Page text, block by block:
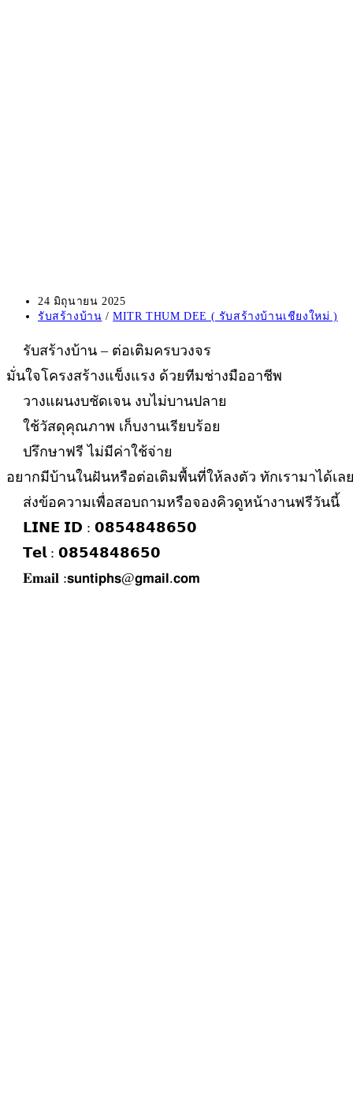
Post
published:
24 มิถุนายน 2025
Post
รับสร้างบ้าน / MITR THUM DEE ( รับสร้างบ้านเชียงใหม่ )
รับสร้างบ้าน – ต่อเติมครบวงจร
มั่นใจโครงสร้างแข็งแรง ด้วยทีมช่างมืออาชีพ
วางแผนงบชัดเจน งบไม่บานปลาย
ใช้วัสดุคุณภาพ เก็บงานเรียบร้อย
ปรึกษาฟรี ไม่มีค่าใช้จ่าย
อยากมีบ้านในฝันหรือต่อเติมพื้นที่ให้ลงตัว ทักเรามาได้เล
ส่งข้อความเพื่อสอบถามหรือจองคิวดูหน้างานฟรีวันนี้
𝗟𝗜𝗡𝗘 𝗜𝗗 : 𝟬𝟴𝟱𝟰𝟴𝟰𝟴𝟲𝟱𝟬
𝗧𝗲𝗹 : 𝟬𝟴𝟱𝟰𝟴𝟰𝟴𝟲𝟱𝟬
𝐄𝐦𝐚𝐢𝐥 :𝘀𝘂𝗻𝘁𝗶𝗽𝗵𝘀@𝗴𝗺𝗮𝗶𝗹.𝗰𝗼𝗺